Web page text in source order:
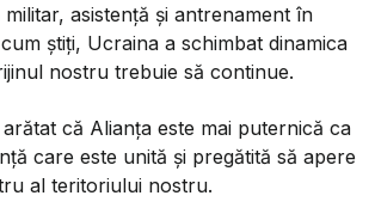
asistență și antrenament în
știți, Ucraina a schimbat dinamica
nostru trebuie să continue.
că Alianța este mai puternică ca
care este unită și pregătită să apere
al teritoriului nostru.